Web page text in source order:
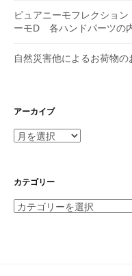
ピュアニーモフレクション
ーモD 各ハンドパーツの
自然災害他によるお荷物の
アーカイブ
ア
イ
カテゴリー
カ